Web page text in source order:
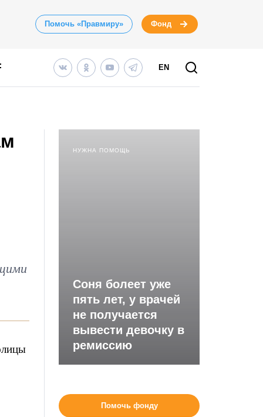
Помочь «Правмиру» Фонд
EN
НУЖНА ПОМОЩЬ
Соня болеет уже
пять лет, у врачей
не получается
вывести девочку в
ремиссию
Помочь фонду